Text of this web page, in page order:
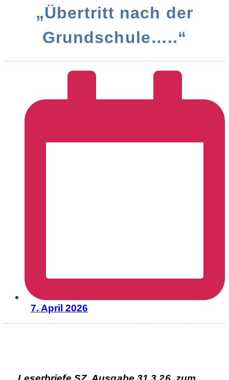
„Übertritt nach der
Grundschule…..“
7. April 2026